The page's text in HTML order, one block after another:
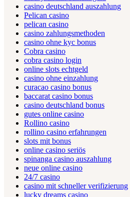
casino deutschland auszahlung
Pelican casino
pelican casino
casino zahlungsmethoden
casino ohne kyc bonus
Cobra casino
cobra casino login
online slots echtgeld
casino ohne einzahlung
curacao casino bonus
baccarat casino bonus
casino deutschland bonus
gutes online casino
Rollino casino
rollino casino erfahrungen
slots mit bonus
online casino seriös
spinanga casino auszahlung
neue online casino
24/7 casino
casino mit schneller verifizierung
lucky dreams casino